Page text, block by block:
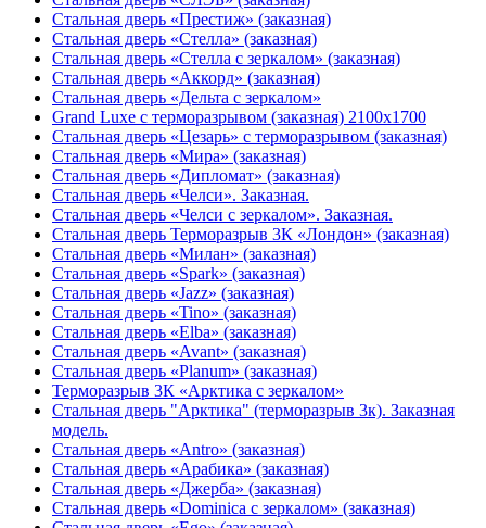
Стальная дверь «Престиж» (заказная)
Стальная дверь «Стелла» (заказная)
Стальная дверь «Стелла с зеркалом» (заказная)
Стальная дверь «Аккорд» (заказная)
Стальная дверь «Дельта с зеркалом»
Grand Luxe с терморазрывом (заказная) 2100х1700
Стальная дверь «Цезарь» с терморазрывом (заказная)
Стальная дверь «Мира» (заказная)
Стальная дверь «Дипломат» (заказная)
Стальная дверь «Челси». Заказная.
Стальная дверь «Челси с зеркалом». Заказная.
Стальная дверь Терморазрыв 3К «Лондон» (заказная)
Стальная дверь «Милан» (заказная)
Стальная дверь «Spark» (заказная)
Стальная дверь «Jazz» (заказная)
Стальная дверь «Tino» (заказная)
Стальная дверь «Elba» (заказная)
Стальная дверь «Avant» (заказная)
Стальная дверь «Planum» (заказная)
Терморазрыв 3К «Арктика с зеркалом»
Стальная дверь "Арктика" (терморазрыв 3к). Заказная
модель.
Стальная дверь «Antro» (заказная)
Стальная дверь «Арабика» (заказная)
Стальная дверь «Джерба» (заказная)
Стальная дверь «Dominica с зеркалом» (заказная)